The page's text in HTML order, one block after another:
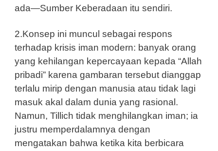
ada—Sumber Keberadaan itu sendiri.
2.Konsep ini muncul sebagai respons
terhadap krisis iman modern: banyak orang
yang kehilangan kepercayaan kepada “Allah
pribadi” karena gambaran tersebut dianggap
terlalu mirip dengan manusia atau tidak lagi
masuk akal dalam dunia yang rasional.
Namun, Tillich tidak menghilangkan iman; ia
justru memperdalamnya dengan
mengatakan bahwa ketika kita berbicara